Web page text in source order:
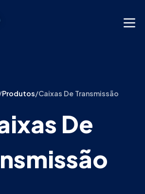
Produtos/Caixas De Transmissão
De